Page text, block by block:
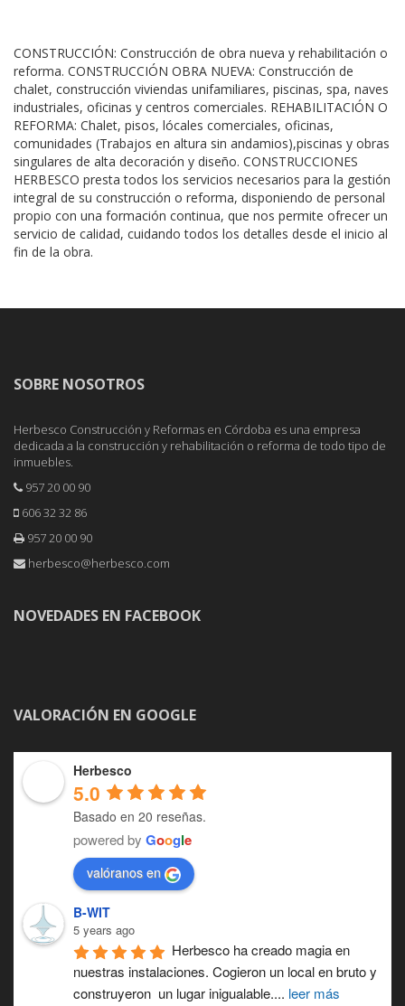
CONSTRUCCIÓN: Construcción de obra nueva y rehabilitación o
reforma. CONSTRUCCIÓN OBRA NUEVA: Construcción de
chalet, construcción viviendas unifamiliares, piscinas, spa, naves
industriales, oficinas y centros comerciales. REHABILITACIÓN O
REFORMA: Chalet, pisos, lócales comerciales, oficinas,
comunidades (Trabajos en altura sin andamios),piscinas y obras
singulares de alta decoración y diseño. CONSTRUCCIONES
HERBESCO presta todos los servicios necesarios para la gestión
integral de su construcción o reforma, disponiendo de personal
propio con una formación continua, que nos permite ofrecer un
servicio de calidad, cuidando todos los detalles desde el inicio al
fin de la obra.
SOBRE NOSOTROS
Herbesco Construcción y Reformas en Córdoba es una empresa
dedicada a la construcción y rehabilitación o reforma de todo tipo de
inmuebles.
957 20 00 90
606 32 32 86
957 20 00 90
herbesco@herbesco.com
NOVEDADES EN FACEBOOK
VALORACIÓN EN GOOGLE
Herbesco
5.0
Basado en 20 reseñas.
powered by Google
valóranos en
B-WIT
5 years ago
Herbesco ha creado magia en
nuestras instalaciones. Cogieron un local en bruto y
construyeron  un lugar inigualable.... leer más